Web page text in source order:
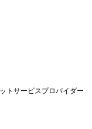
トサービスプロバイダー